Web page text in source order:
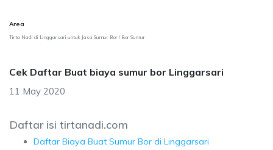
Area
Tirta Nadi di Linggarsari untuk Jasa Sumur Bor / Bor Sumur
Cek Daftar Buat biaya sumur bor Linggarsari
11 May 2020
Daftar isi tirtanadi.com
Daftar Biaya Buat Sumur Bor di Linggarsari